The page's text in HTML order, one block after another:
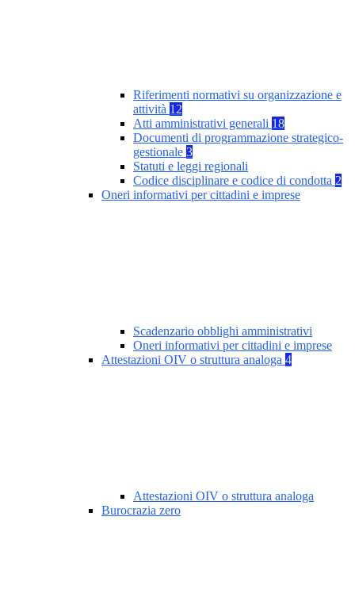
Riferimenti normativi su organizzazione e
attività 12
Atti amministrativi generali 18
Documenti di programmazione strategico-
gestionale 3
Statuti e leggi regionali
Codice disciplinare e codice di condotta 2
Oneri informativi per cittadini e imprese
Scadenzario obblighi amministrativi
Oneri informativi per cittadini e imprese
Attestazioni OIV o struttura analoga 4
Attestazioni OIV o struttura analoga
Burocrazia zero